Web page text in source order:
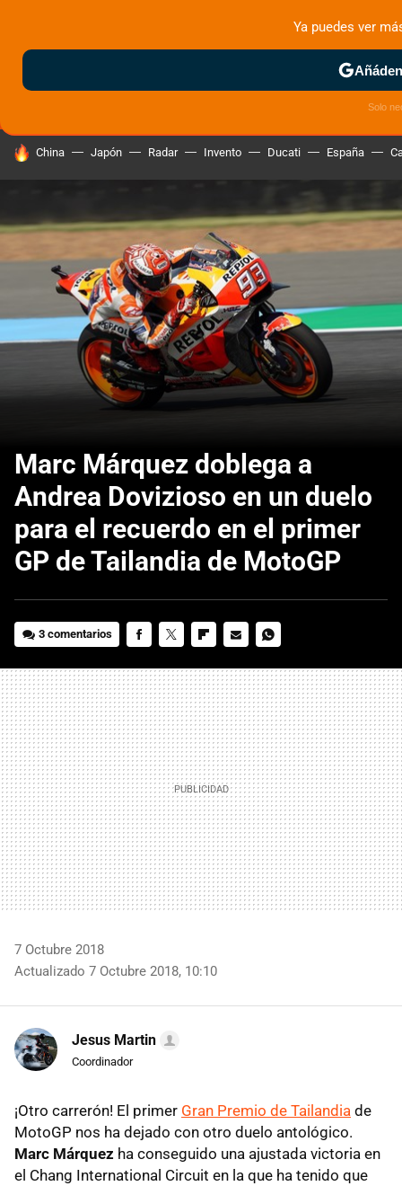
MENÚ NUEVO
MOTOS ELÉCTRICAS
HOY SE HABLA DE
China Japón Radar Invento Ducati España
Marc Márquez doblega a
Andrea Dovizioso en un duelo
para el recuerdo en el primer
GP de Tailandia de MotoGP
3 comentarios
MAIL
7 Octubre 2018
Actualizado 7 Octubre 2018, 10:10
Jesus Martin
Coordinador
¡Otro carrerón! El primer Gran Premio de Tailandia de
MotoGP nos ha dejado con otro duelo antológico.
Marc Márquez ha conseguido una ajustada victoria en
el Chang International Circuit en la que ha tenido que
Ya puedes ver
Solo